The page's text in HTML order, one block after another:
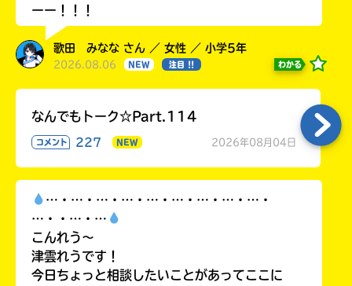
ーー！！！
歌田 みなな さん ／ 女性 ／ 小学5年
2026.08.06 NEW 注目 !! わかる
なんでもトーク☆Part.114
コメント 227 NEW 2026年08月04日
…・…・…・…・…・…・…・…・…・
…・・…・…
こんれう〜
津雲れうです！
今日ちょっと相談したいことがあってここに